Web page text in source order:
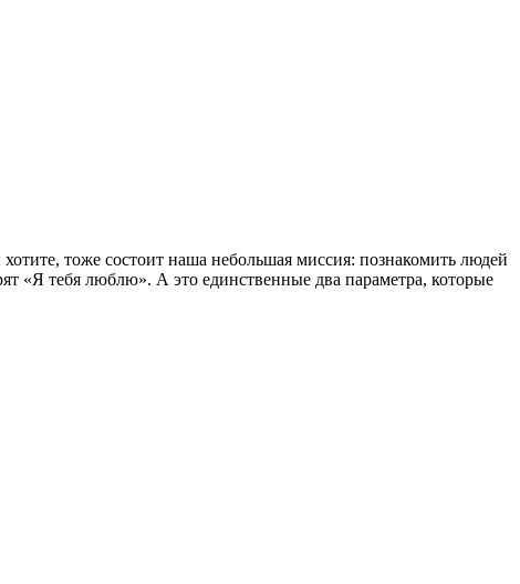
тоже состоит наша небольшая миссия: познакомить людей
«Я тебя люблю». А это единственные два параметра, которые